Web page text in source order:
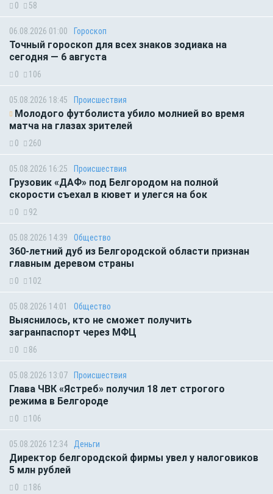
0 58
06.08.2026 01:00 Гороскоп
Точный гороскоп для всех знаков зодиака на
сегодня — 6 августа
0 106
05.08.2026 18:45 Происшествия
Молодого футболиста убило молнией во время
матча на глазах зрителей
0 260
05.08.2026 16:25 Происшествия
Грузовик «ДАФ» под Белгородом на полной
скорости съехал в кювет и улегся на бок
0 92
05.08.2026 14:39 Общество
360-летний дуб из Белгородской области признан
главным деревом страны
0 102
05.08.2026 14:01 Общество
Выяснилось, кто не сможет получить
загранпаспорт через МФЦ
0 86
05.08.2026 13:07 Происшествия
Глава ЧВК «Ястреб» получил 18 лет строгого
режима в Белгороде
0 106
05.08.2026 12:34 Деньги
Директор белгородской фирмы увел у налоговиков
5 млн рублей
0 186